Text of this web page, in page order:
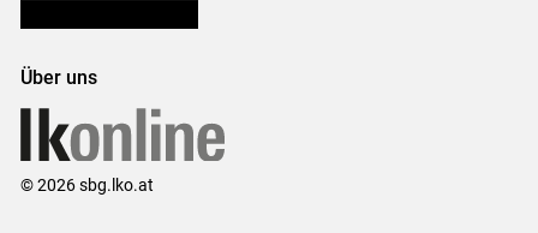
Über uns
© 2026 sbg.lko.at